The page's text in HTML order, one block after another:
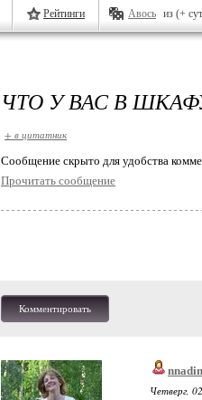
Рейтинги Авось из (+
ЧТО У ВАС В
+ в цитатник
Cообщение скрыто для удобства
Прочитать сообщение
Комментировать
Четверг,